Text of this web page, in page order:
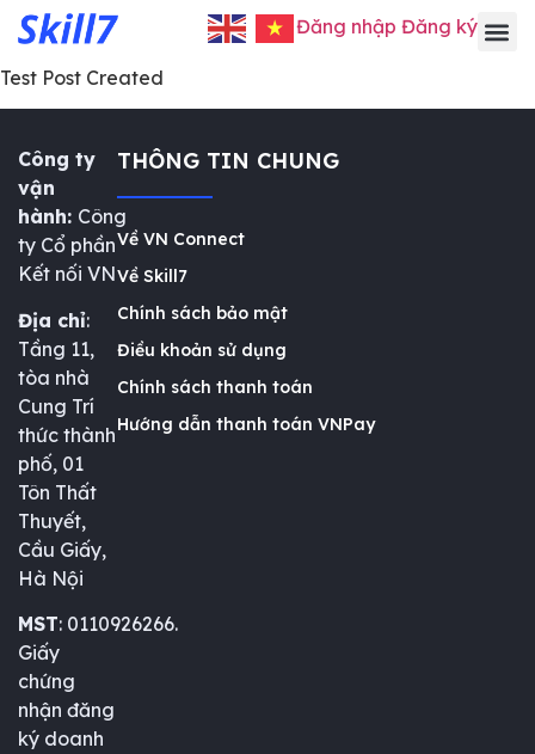
Đăng nhập Đăng ký
Test Post Created
Công ty
vận
hành: Công
ty Cổ phần
Kết nối VN
Địa chỉ:
Tầng 11,
tòa nhà
Cung Trí
thức thành
phố, 01
Tôn Thất
Thuyết,
Cầu Giấy,
Hà Nội
MST: 0110926266.
Giấy
chứng
nhận đăng
ký doanh
THÔNG TIN CHUNG
Về VN Connect
Về Skill7
Chính sách bảo mật
Điều khoản sử dụng
Chính sách thanh toán
Hướng dẫn thanh toán VNPay